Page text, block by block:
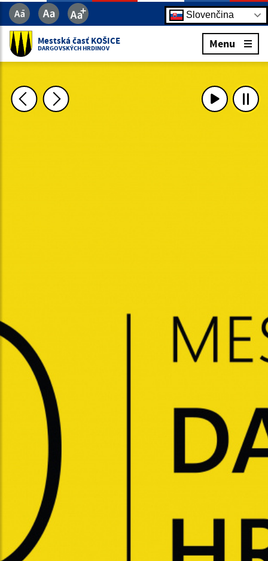
Slovenčina
Mestská časť KOŠICE
DARGOVSKÝCH HRDINOV Menu